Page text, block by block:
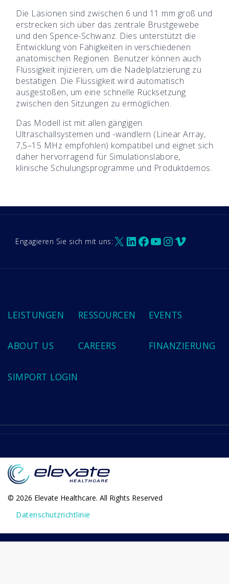
Die Läsionen sind zwischen 6 und 11 mm groß und
erstrecken sich über das zentrale Brustgewebe
und den Spence-Schwanz. Dies unterstützt die
Entwicklung von Fähigkeiten in verschiedenen
anatomischen Regionen. Benutzer können auch
Flüssigkeit injizieren, um die Nadelplatzierung zu
bestätigen. Die Flüssigkeit wird automatisch
ausgestoßen, um eine schnelle Rücksetzung
zwischen den Sitzungen zu ermöglichen.
Das Modell ist mit allen gängigen
Ultraschallsystemen und -wandlern (Linear Array,
7,5–15 MHz empfohlen) kompatibel und eignet sich
daher hervorragend für Simulationslabore,
klinische Schulungsprogramme und Produktdemos.
Engagieren Sie sich mit uns:X LinkedIn
Facebook
YouTube
Instagram
Vimeo
LEISTUNGEN RESSOURCEN EVENTS
ABOUT US CAREERS FINANZIERUNG
SIMPORT LOGIN
© 2026 Elevate Healthcare. All Rights Reserved
Datenschutzrichtlinie